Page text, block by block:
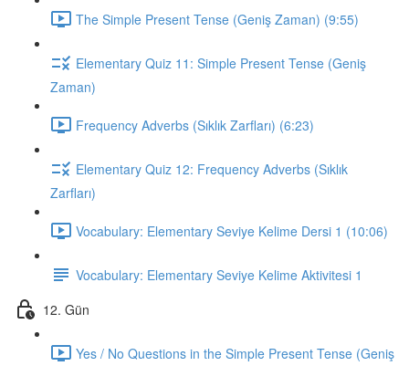
The Simple Present Tense (Geniş Zaman) (9:55)
Elementary Quiz 11: Simple Present Tense (Geniş
Zaman)
Frequency Adverbs (Sıklık Zarfları) (6:23)
Elementary Quiz 12: Frequency Adverbs (Sıklık
Zarfları)
Vocabulary: Elementary Seviye Kelime Dersi 1 (10:06)
Vocabulary: Elementary Seviye Kelime Aktivitesi 1
12. Gün
Yes / No Questions in the Simple Present Tense (Geniş